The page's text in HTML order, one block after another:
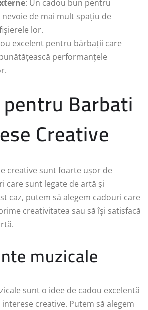
: Un cadou bun pentru
de mai mult spațiu de
lor.
excelent pentru bărbații care
performanțele
Barbati
Creative
creative sunt foarte ușor de
care sunt legate de artă și
caz, putem să alegem cadouri care
creativitatea sau să își satisfacă
muzicale
sunt o idee de cadou excelentă
creative. Putem să alegem